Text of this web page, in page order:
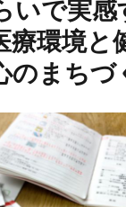
いで実感
療環境と
のまちづ